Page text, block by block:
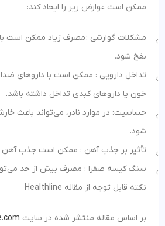
ممکن است عوارض زیر را ایجاد کند:
مشکلات گوارشی : مصرف زیاد ممکن است
نفخ شود.
تداخل دارویی : ممکن است با داروهای
خون یا داروهای کبدی تداخل داشته باشد.
حساسیت: در موارد نادر، می‌تواند باعث
شود.
تأثیر بر جذب آهن : ممکن است جذب آهن
سنگ کیسه صفرا : مصرف بیش از حد
نکته قابل توجه از مقاله Healthline
بر اساس مقاله منتشر شده در سایت